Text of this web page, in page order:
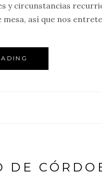
y circunstancias
así que nos
DE